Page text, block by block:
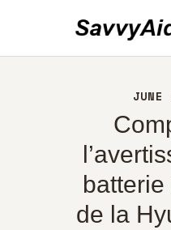
de la
ACCUEIL
À PROPOS
CONTACT
POLITIQUE
FRANÇAIS